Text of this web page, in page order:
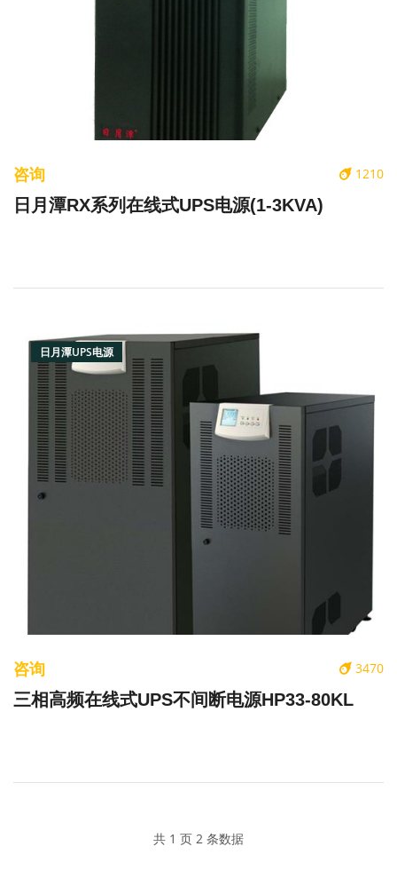
1210
咨询
日月潭RX系列在线式UPS电源(1-3KVA)
日月潭UPS电源
3470
咨询
三相高频在线式UPS不间断电源HP33-80KL
共 1 页 2 条数据